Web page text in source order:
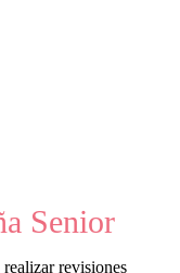
Senior
revisiones